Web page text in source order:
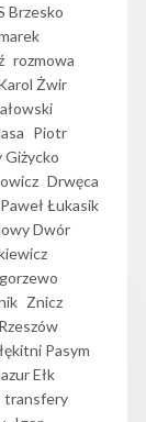
Brzesko
rozmowa
Żwir
Piotr
Giżycko
Drwęca
Paweł Łukasik
Dwór
Znicz
Pasym
Ełk
transfery